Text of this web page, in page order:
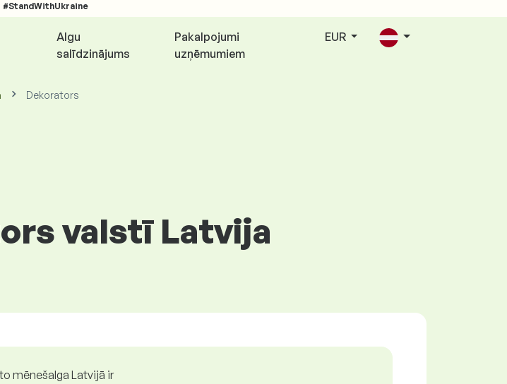
#StandWithUkraine
Algu
salīdzinājums
Pakalpojumi
uzņēmumiem
EUR
Dekorators
valstī Latvija
mēnešalga Latvijā ir